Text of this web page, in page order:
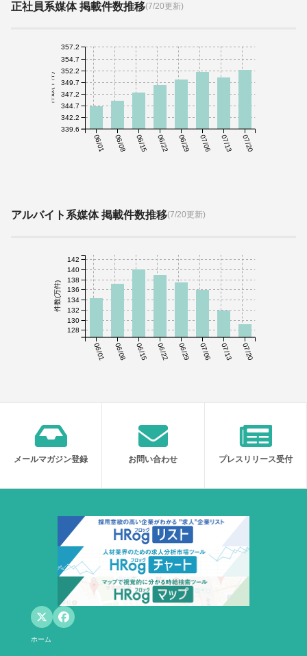
正社員系媒体 掲載件数推移(7/20更新)
06/01 06/08 06/15 06/22 06/29 07/06 07/13 07/20
件数(千件)
339.6
342.2
344.7
347.2
349.7
352.2
354.7
357.2
アルバイト系媒体 掲載件数推移(7/20更新)
06/01 06/08 06/15 06/22 06/29 07/06 07/13 07/20
件数(万件)
128
130
132
134
136
138
140
142
メールマガジン登録 お問い合わせ プレスリリース受付
ホーム